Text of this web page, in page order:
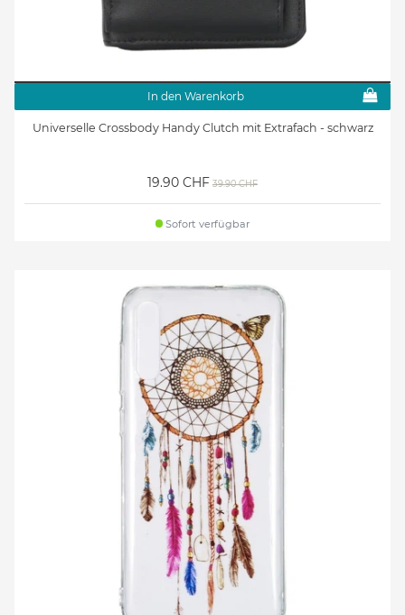
In den Warenkorb
Universelle Crossbody Handy Clutch mit Extrafach - schwarz
19.90 CHF 39.90 CHF
Sofort verfügbar